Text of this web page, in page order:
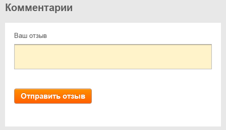
Комментарии
Ваш отзыв
Отправить отзыв